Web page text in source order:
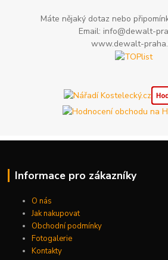
Máte nějaký dotaz nebo
Email: info@dewalt-
www.dewalt-
Informace pro zákazníky
O nás
Jak nakupovat
Obchodní podmínky
Fotogalerie
Kontakty